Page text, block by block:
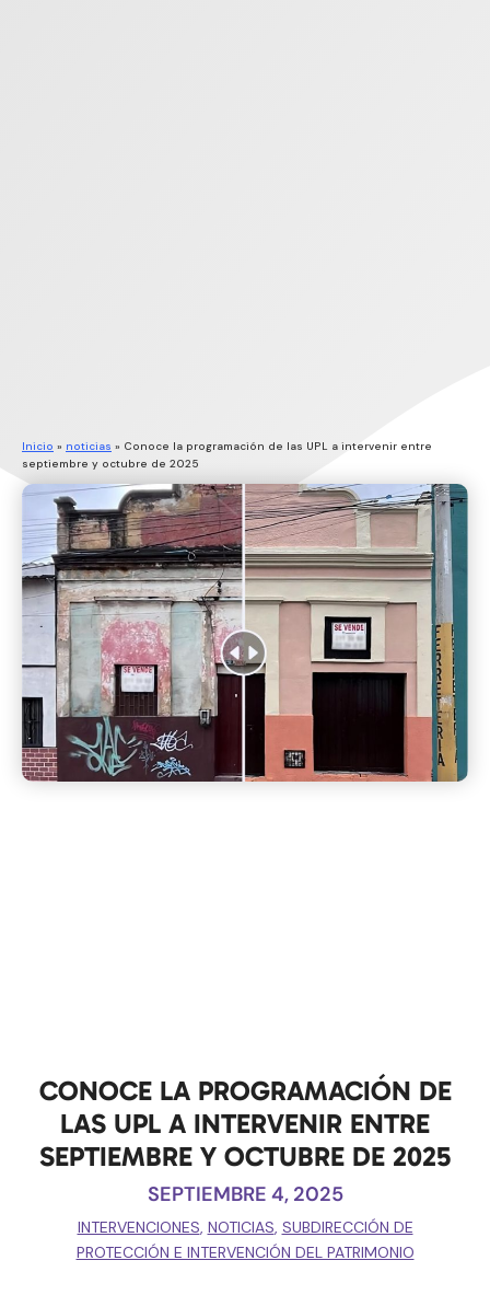
Inicio » noticias » Conoce la programación de las UPL a intervenir entre
septiembre y octubre de 2025
CONOCE LA PROGRAMACIÓN DE
LAS UPL A INTERVENIR ENTRE
SEPTIEMBRE Y OCTUBRE DE 2025
SEPTIEMBRE 4, 2025
INTERVENCIONES, NOTICIAS, SUBDIRECCIÓN DE
PROTECCIÓN E INTERVENCIÓN DEL PATRIMONIO